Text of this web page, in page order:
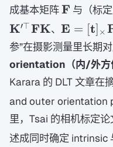
成基本矩阵\mathbf
F
F 与（标
K′⊤FK、 \mathbf
[\mathbf
R
E = [t] ×
参”在摄影测量里长期
orientation（内/外方
Karara 的 DLT 文章在
and outer orientation
里，Tsai 的相机标定
述成同时确定 intrinsic